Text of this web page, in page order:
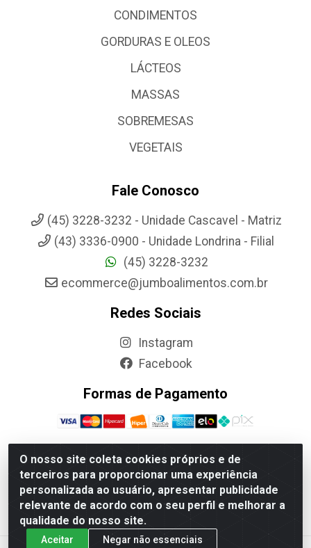
O nosso site coleta cookies próprios e de
terceiros para proporcionar uma experiência
personalizada ao usuário, apresentar publicidade
relevante de acordo com o seu perfil e melhorar a
qualidade do nosso site.
Aceitar Negar não essenciais
CONDIMENTOS
GORDURAS E OLEOS
LÁCTEOS
MASSAS
SOBREMESAS
VEGETAIS
Fale Conosco
(45) 3228-3232 - Unidade Cascavel - Matriz
(43) 3336-0900 - Unidade Londrina - Filial
(45) 3228-3232
ecommerce@jumboalimentos.com.br
Redes Sociais
Instagram
Facebook
Formas de Pagamento
Jumbo Alimentos Cascavel - Matriz - Rua Itatiba Do Sul,
161 - Santos Dumont, Cascavel-PR - CEP 85804-700-
CNPJ 85.522.043/0001-90